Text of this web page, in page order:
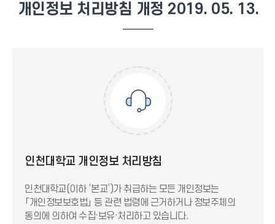
개인정보 처리방침 개정 2019. 05. 13.
인천대학교 개인정보 처리방침
인천대학교(이하 ‘본교’)가 취급하는 모든 개인정보는
「개인정보보호법」 등 관련 법령에 근거하거나 정보주체의
동의에 의하여 수집·보유·처리하고 있습니다.